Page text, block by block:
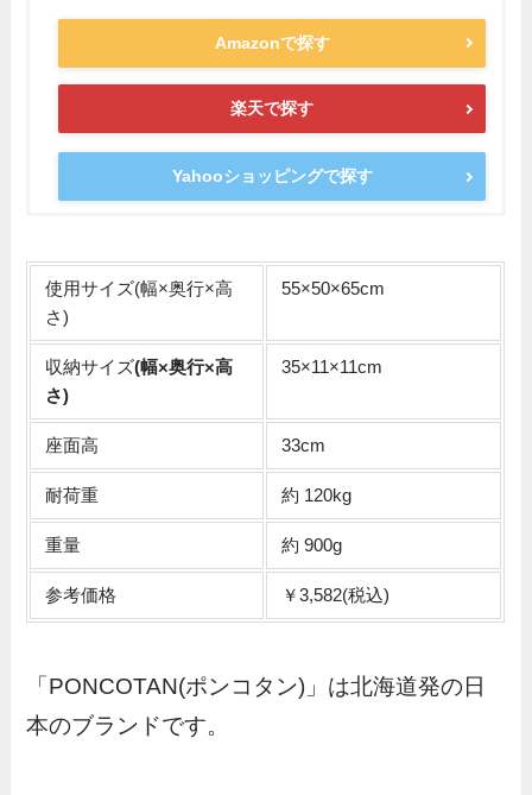
Amazonで探す
楽天で探す
Yahooショッピングで探す
使用サイズ(幅×奥行×高
さ)
55×50×65cm
収納サイズ(幅×奥行×高
さ)
35×11×11cm
座面高 33cm
耐荷重 約 120kg
重量 約 900g
参考価格 ￥3,582(税込)
「PONCOTAN(ポンコタン)」は北海道発の日
本のブランドです。